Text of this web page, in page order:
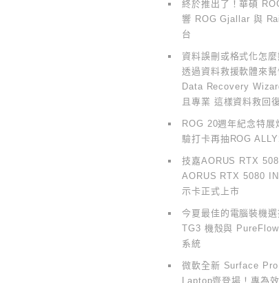
終於推出了！華碩
響 ROG Gjallar 與
台
資料誤刪或格式化怎
透過資料救援軟體來
Data Recovery
且專業 這樣資料救回
ROG 20週年紀念特展
驗打卡再抽ROG
技嘉AORUS RTX
AORUS RTX 5080
示卡正式上市
今夏最佳的電腦裝機
TG3 機殼與
系統
微軟全新 Surface
Laptop齊登場！專為